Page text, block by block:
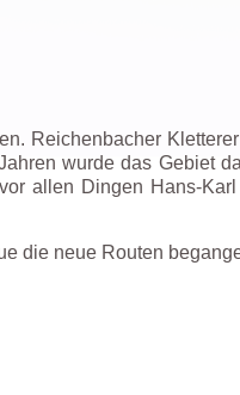
Reichenbacher
wurde das Gebiet
allen Dingen Hans-
die neue Routen